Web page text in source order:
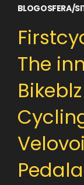
BLOGOSFERA/
The
Bikeblz